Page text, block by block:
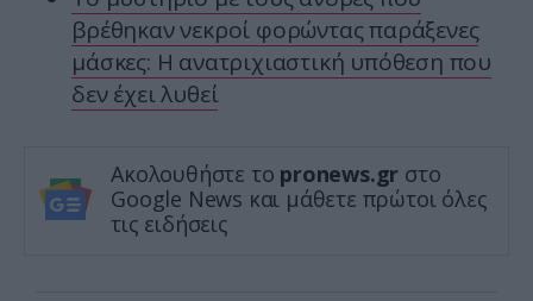
βρέθηκαν νεκροί φορώντας παράξενες
μάσκες: Η ανατριχιαστική υπόθεση που
δεν έχει λυθεί
Ακολουθήστε το pronews.gr στο
Google News και μάθετε πρώτοι όλες
τις ειδήσεις